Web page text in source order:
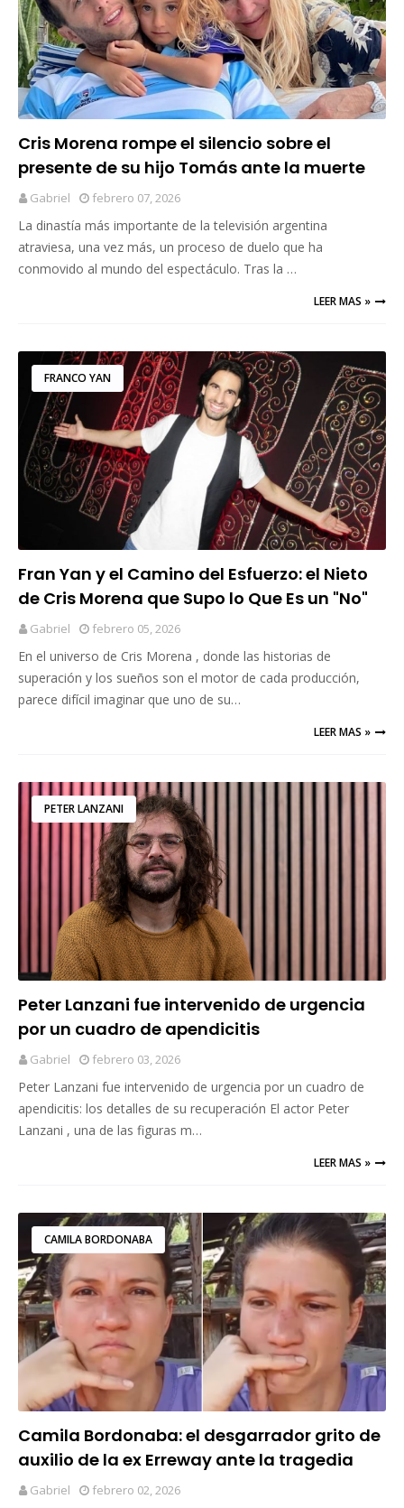
Cris Morena rompe el silencio sobre el
presente de su hijo Tomás ante la muerte
de Mila
Gabriel febrero 07, 2026
La dinastía más importante de la televisión argentina
atraviesa, una vez más, un proceso de duelo que ha
conmovido al mundo del espectáculo. Tras la …
LEER MAS »
FRANCO YAN
Fran Yan y el Camino del Esfuerzo: el Nieto
de Cris Morena que Supo lo Que Es un "No"
Gabriel febrero 05, 2026
En el universo de Cris Morena , donde las historias de
superación y los sueños son el motor de cada producción,
parece difícil imaginar que uno de su…
LEER MAS »
PETER LANZANI
Peter Lanzani fue intervenido de urgencia
por un cuadro de apendicitis
Gabriel febrero 03, 2026
Peter Lanzani fue intervenido de urgencia por un cuadro de
apendicitis: los detalles de su recuperación El actor Peter
Lanzani , una de las figuras m…
LEER MAS »
CAMILA BORDONABA
Camila Bordonaba: el desgarrador grito de
auxilio de la ex Erreway ante la tragedia
ambiental en la Patagonia
Gabriel febrero 02, 2026